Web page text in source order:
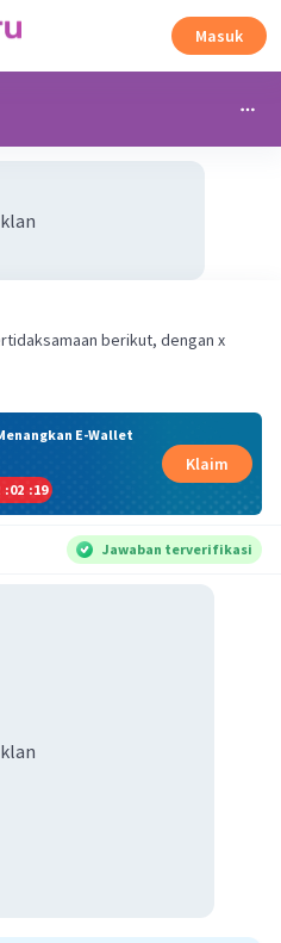
Masuk
berikut, dengan x
E-Wallet
:02 :18
Klaim
Jawaban terverifikasi